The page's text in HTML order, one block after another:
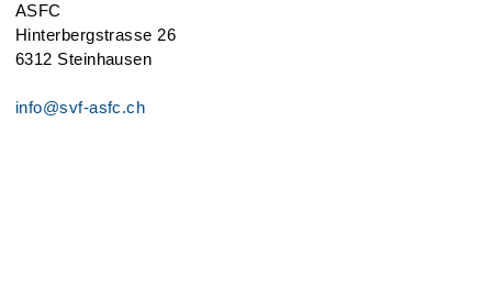
ASFC
Hinterbergstrasse 26
6312 Steinhausen
info@svf-asfc.ch